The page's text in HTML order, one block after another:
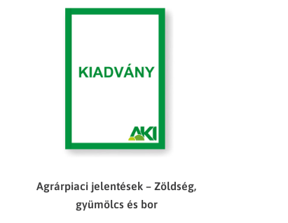
Agrárpiaci jelentések – Zöldség,
gyümölcs és bor